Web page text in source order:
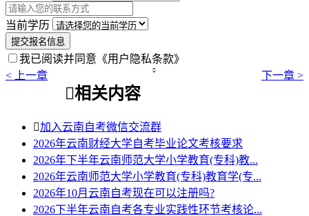
当前学历
提交报名信息
我已阅读并同意 《用户隐私条款》
< 上一章
 下一章 >
相关内容
加入云南自考微信交流群
2026年云南财经大学自考毕业论文考核要求
2026年下半年云南师范大学小学教育(专科)教...
2026年云南师范大学小学教育(专科)教育学(专...
2026年10月云南自考现在可以注册吗?
2026下半年云南自考各专业实践性环节考核论...